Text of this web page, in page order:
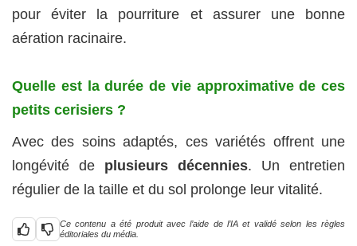
pour éviter la pourriture et assurer une bonne
aération racinaire.
Quelle est la durée de vie approximative de ces
petits cerisiers ?
Avec des soins adaptés, ces variétés offrent une
longévité de plusieurs décennies. Un entretien
régulier de la taille et du sol prolonge leur vitalité.
Ce contenu a été produit avec l’aide de l’IA et validé selon les règles
éditoriales du média.